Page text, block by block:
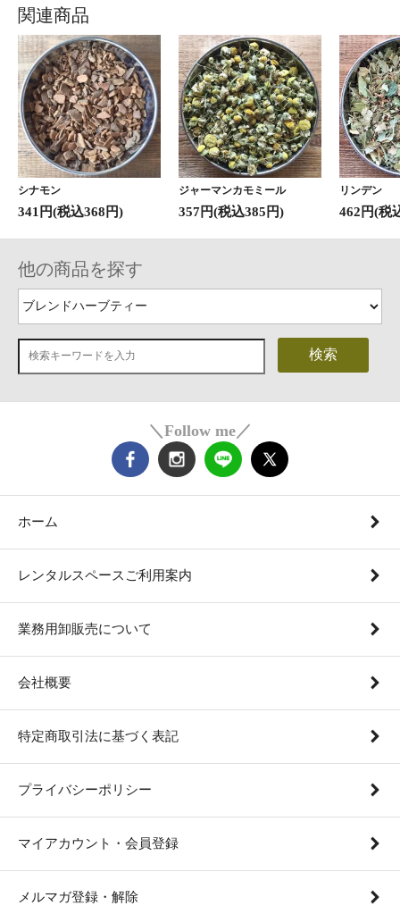
関連商品
シナモン
341円(税込368円)
ジャーマンカモミール
357円(税込385円)
リンデン
462円(税
他の商品を探す
検索
＼Follow me／
ホーム
レンタルスペースご利用案内
業務用卸販売について
会社概要
特定商取引法に基づく表記
プライバシーポリシー
マイアカウント・会員登録
メルマガ登録・解除